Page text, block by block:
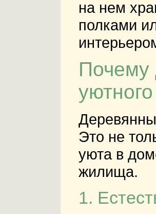
на нем
полками
Почему
Это не
уюта в
жилища.
1.